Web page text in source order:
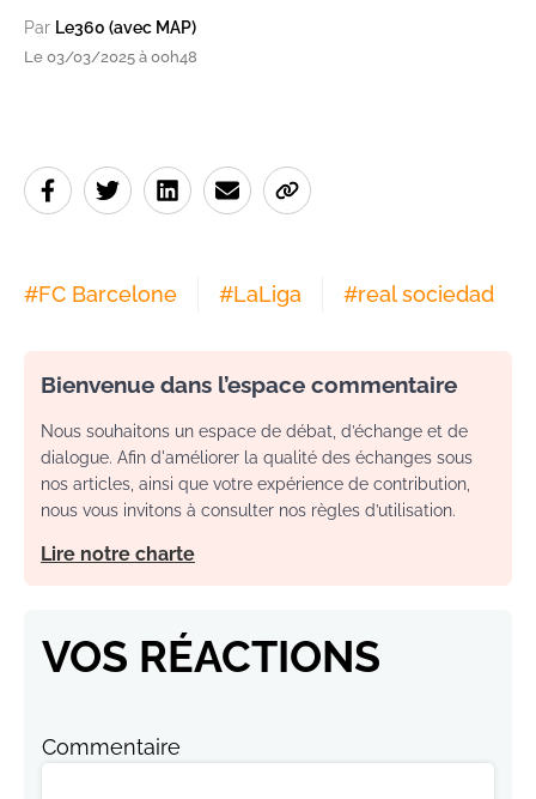
Par Le360 (avec MAP)
Le 03/03/2025 à 00h48
#FC Barcelone #LaLiga #real sociedad
Bienvenue dans l’espace commentaire
Nous souhaitons un espace de débat, d’échange et de
dialogue. Afin d'améliorer la qualité des échanges sous
nos articles, ainsi que votre expérience de contribution,
nous vous invitons à consulter nos règles d’utilisation.
Lire notre charte
VOS RÉACTIONS
Commentaire